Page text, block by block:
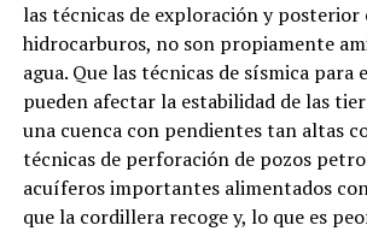
las técnicas de exploración y
hidrocarburos, no son propiamente
agua. Que las técnicas de sísmica para
pueden afectar la estabilidad de las
una cuenca con pendientes tan altas
técnicas de perforación de pozos
acuíferos importantes alimentados
que la cordillera recoge y, lo que es